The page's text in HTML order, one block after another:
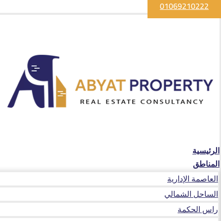
01069210222
الرئيسية
المناطق
العاصمة الإدارية
الساحل الشمالي
راس الحكمة